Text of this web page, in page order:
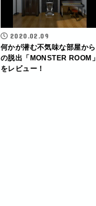
2020.02.09
何かが潜む不気味な部屋から
の脱出「MONSTER ROOM」
をレビュー！